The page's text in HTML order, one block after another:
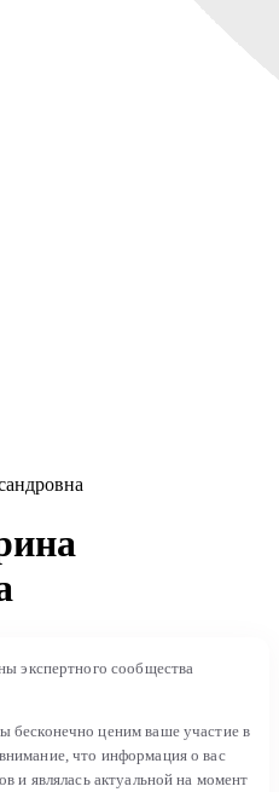
экспертного сообщества
ценим ваше участие в
что информация о вас
и являлась актуальной на момент